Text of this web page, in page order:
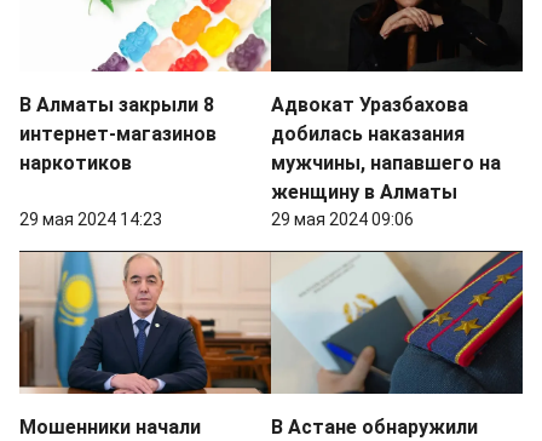
В Алматы закрыли 8
интернет-магазинов
наркотиков
29 мая 2024 14:23
Адвокат Уразбахова
добилась наказания
мужчины, напавшего на
женщину в Алматы
29 мая 2024 09:06
Мошенники начали
В Астане обнаружили